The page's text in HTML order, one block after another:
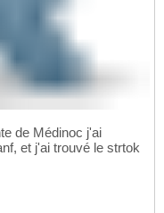
de Médinoc j'ai
et j'ai trouvé le strtok